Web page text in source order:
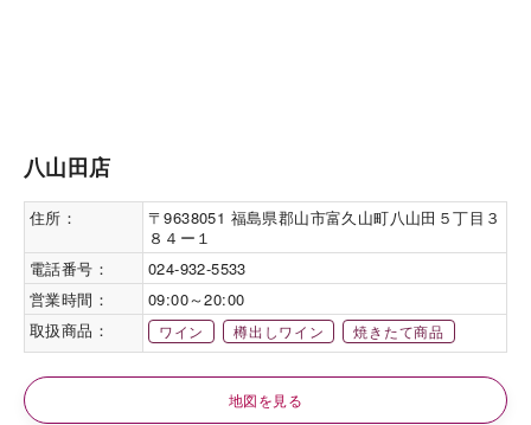
八山田店
住所：
〒9638051 福島県郡山市富久山町八山田５丁目３
８４ー１
電話番号：
024-932-5533
営業時間：
09:00～20:00
取扱商品：
ワイン 樽出しワイン 焼きたて商品
地図を見る